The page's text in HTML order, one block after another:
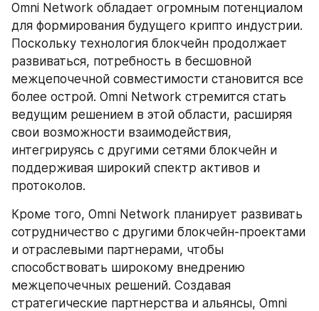
Omni Network обладает огромным потенциалом
для формирования будущего крипто индустрии.
Поскольку технология блокчейн продолжает
развиваться, потребность в бесшовной
межцепочечной совместимости становится все
более острой. Omni Network стремится стать
ведущим решением в этой области, расширяя
свои возможности взаимодействия,
интегрируясь с другими сетями блокчейн и
поддерживая широкий спектр активов и
протоколов.
Кроме того, Omni Network планирует развивать
сотрудничество с другими блокчейн-проектами
и отраслевыми партнерами, чтобы
способствовать широкому внедрению
межцепочечных решений. Создавая
стратегические партнерства и альянсы, Omni